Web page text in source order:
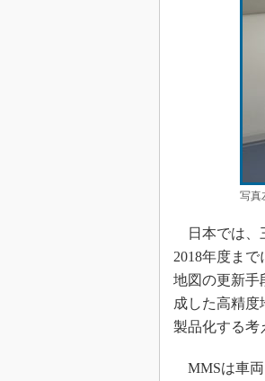
写真
日本では、
2018年度ま
地図の更新手
成した高精
製品化する考
MMSは車両